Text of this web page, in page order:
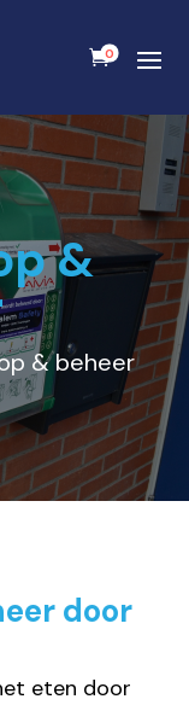
0
&
& beheer
door
eten door